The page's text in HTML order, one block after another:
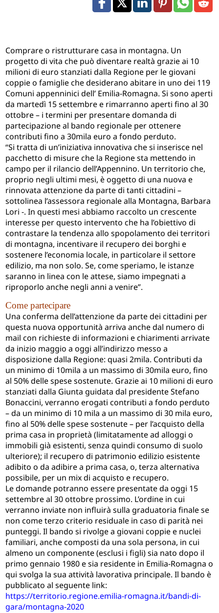
Comprare o ristrutturare casa in montagna. Un
progetto di vita che può diventare realtà grazie ai 10
milioni di euro stanziati dalla Regione per le giovani
coppie o famiglie che desiderano abitare in uno dei 119
Comuni appenninici dell’ Emilia-Romagna. Si sono aperti
da martedì 15 settembre e rimarranno aperti fino al 30
ottobre – i termini per presentare domanda di
partecipazione al bando regionale per ottenere
contributi fino a 30mila euro a fondo perduto.
“Si tratta di un’iniziativa innovativa che si inserisce nel
pacchetto di misure che la Regione sta mettendo in
campo per il rilancio dell’Appennino. Un territorio che,
proprio negli ultimi mesi, è oggetto di una nuova e
rinnovata attenzione da parte di tanti cittadini –
sottolinea l’assessora regionale alla Montagna, Barbara
Lori -. In questi mesi abbiamo raccolto un crescente
interesse per questo intervento che ha l’obiettivo di
contrastare la tendenza allo spopolamento dei territori
di montagna, incentivare il recupero dei borghi e
sostenere l’economia locale, in particolare il settore
edilizio, ma non solo. Se, come speriamo, le istanze
saranno in linea con le attese, siamo impegnati a
riproporlo anche negli anni a venire”.
Come partecipare
Una conferma dell’attenzione da parte dei cittadini per
questa nuova opportunità arriva anche dal numero di
mail con richieste di informazioni e chiarimenti arrivate
da inizio maggio a oggi all’indirizzo messo a
disposizione dalla Regione: quasi 2mila. Contributi da
un minimo di 10mila a un massimo di 30mila euro, fino
al 50% delle spese sostenute. Grazie ai 10 milioni di euro
stanziati dalla Giunta guidata dal presidente Stefano
Bonaccini, verranno erogati contributi a fondo perduto
– da un minimo di 10 mila a un massimo di 30 mila euro,
fino al 50% delle spese sostenute – per l’acquisto della
prima casa in proprietà (limitatamente ad alloggi o
immobili già esistenti, senza quindi consumo di suolo
ulteriore); il recupero di patrimonio edilizio esistente
adibito o da adibire a prima casa, o, terza alternativa
possibile, per un mix di acquisto e recupero.
Le domande potranno essere presentate da oggi 15
settembre al 30 ottobre prossimo. L’ordine in cui
verranno inviate non influirà sulla graduatoria finale se
non come terzo criterio residuale in caso di parità nei
punteggi. Il bando si rivolge a giovani coppie e nuclei
familiari, anche composti da una sola persona, in cui
almeno un componente (esclusi i figli) sia nato dopo il
primo gennaio 1980 e sia residente in Emilia-Romagna o
qui svolga la sua attività lavorativa principale. Il bando è
pubblicato al seguente link:
https://territorio.regione.emilia-romagna.it/bandi-di-
gara/montagna-2020